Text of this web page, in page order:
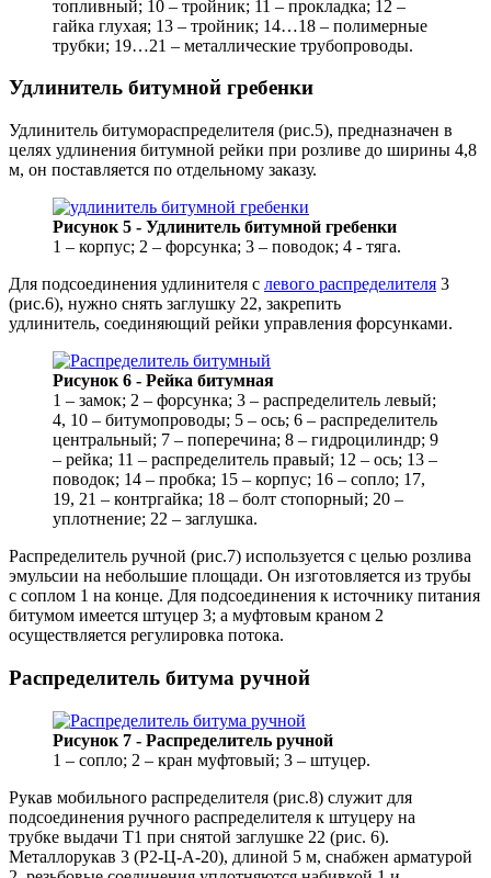
топливный; 10 – тройник; 11 – прокладка; 12 –
гайка глухая; 13 – тройник; 14…18 – полимерные
трубки; 19…21 – металлические трубопроводы.
Удлинитель битумной гребенки
Удлинитель битумораспределителя (рис.5), предназначен в
целях удлинения битумной рейки при розливе до ширины 4,8
м, он поставляется по отдельному заказу.
Рисунок 5 - Удлинитель битумной гребенки
1 – корпус; 2 – форсунка; 3 – поводок; 4 - тяга.
Для подсоединения удлинителя с левого распределителя 3
(рис.6), нужно снять заглушку 22, закрепить
удлинитель, соединяющий рейки управления форсунками.
Рисунок 6 - Рейка битумная
1 – замок; 2 – форсунка; 3 – распределитель левый;
4, 10 – битумопроводы; 5 – ось; 6 – распределитель
центральный; 7 – поперечина; 8 – гидроцилиндр; 9
– рейка; 11 – распределитель правый; 12 – ось; 13 –
поводок; 14 – пробка; 15 – корпус; 16 – сопло; 17,
19, 21 – контргайка; 18 – болт стопорный; 20 –
уплотнение; 22 – заглушка.
Распределитель ручной (рис.7) используется с целью розлива
эмульсии на небольшие площади. Он изготовляется из трубы
с соплом 1 на конце. Для подсоединения к источнику питания
битумом имеется штуцер 3; а муфтовым краном 2
осуществляется регулировка потока.
Распределитель битума ручной
Рисунок 7 - Распределитель ручной
1 – сопло; 2 – кран муфтовый; 3 – штуцер.
Рукав мобильного распределителя (рис.8) служит для
подсоединения ручного распределителя к штуцеру на
трубке выдачи Т1 при снятой заглушке 22 (рис. 6).
Металлорукав 3 (Р2-Ц-А-20), длиной 5 м, снабжен арматурой